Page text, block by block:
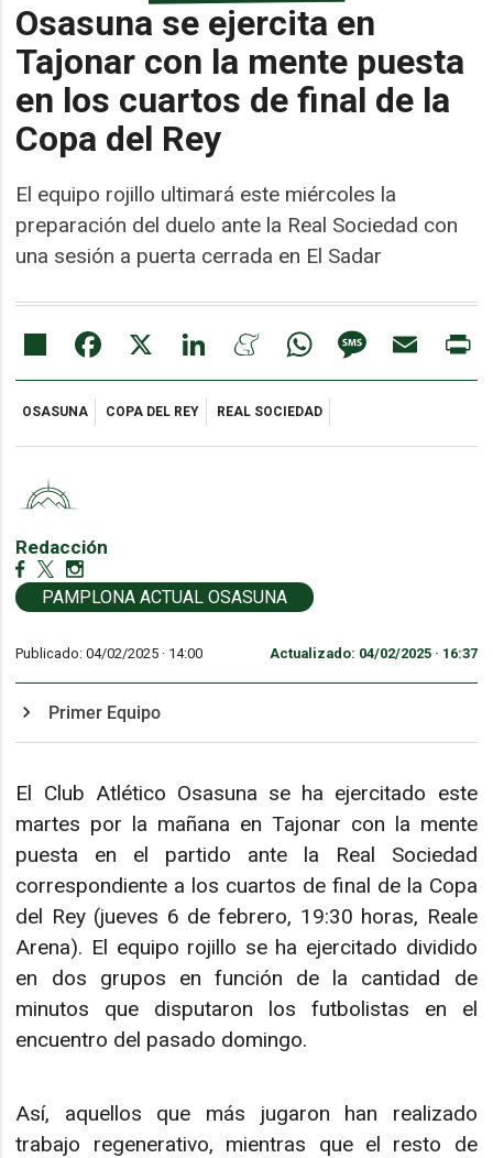
Osasuna se ejercita en
Tajonar con la mente puesta
en los cuartos de final de la
Copa del Rey
El equipo rojillo ultimará este miércoles la
preparación del duelo ante la Real Sociedad con
una sesión a puerta cerrada en El Sadar
Share Facebook LinkedIn MeneameWhatsAppMessageEmail
OSASUNA COPA DEL REY REAL SOCIEDAD
Redacción
PAMPLONA ACTUAL OSASUNA
Publicado: 04/02/2025 · 14:00 Actualizado: 04/02/2025 · 16:37
Primer Equipo
El Club Atlético Osasuna se ha ejercitado este
martes por la mañana en Tajonar con la mente
puesta en el partido ante la Real Sociedad
correspondiente a los cuartos de final de la Copa
del Rey (jueves 6 de febrero, 19:30 horas, Reale
Arena). El equipo rojillo se ha ejercitado dividido
en dos grupos en función de la cantidad de
minutos que disputaron los futbolistas en el
encuentro del pasado domingo.
Así, aquellos que más jugaron han realizado
trabajo regenerativo, mientras que el resto de